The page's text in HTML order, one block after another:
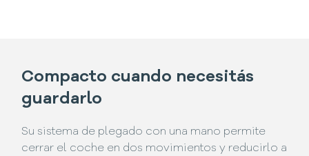
Compacto cuando necesitás
guardarlo
Su sistema de plegado con una mano permite
cerrar el coche en dos movimientos y reducirlo a